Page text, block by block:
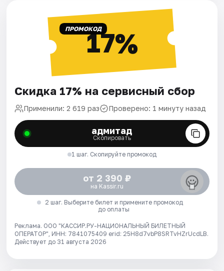
ПРОМОКОД17%
Скидка 17% на сервисный сбор
Применили: 2 619 раз Проверено: 1 минуту назад
адмитад
Скопировать
1 шаг. Скопируйте промокод
от 2 390 ₽
на Kassir.ru
2 шаг. Выберите билет и примените промокод
до оплаты
Реклама. ООО "КАССИР.РУ-НАЦИОНАЛЬНЫЙ БИЛЕТНЫЙ
ОПЕРАТОР", ИНН: 7841075409 erid: 25H8d7vbP8SRTvHZrUcdLB.
Действует до 31 августа 2026